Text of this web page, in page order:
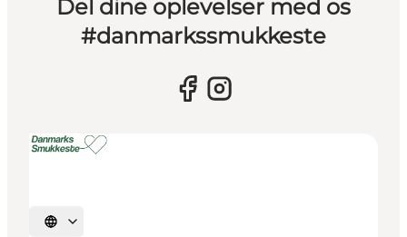
Del dine oplevelser med os
#danmarkssmukkeste
Vælg sprog